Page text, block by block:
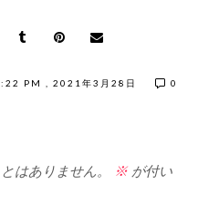
PM , 2021年3月28日 0
はありません。 ※が付い